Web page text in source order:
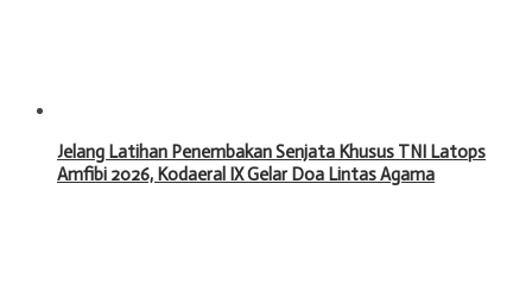
Jelang Latihan Penembakan Senjata Khusus TNI Latops
Amfibi 2026, Kodaeral IX Gelar Doa Lintas Agama